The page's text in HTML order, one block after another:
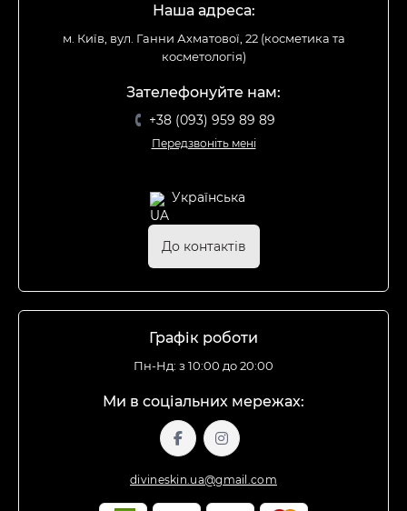
Наша адреса:
м. Київ, вул. Ганни Ахматової, 22 (косметика та
косметологія)
Зателефонуйте нам:
+38 (093) 959 89 89
Передзвоніть мені
Українська
До контактів
Графік роботи
Пн-Нд: з 10:00 до 20:00
Ми в соціальних мережах:
divineskin.ua@gmail.com